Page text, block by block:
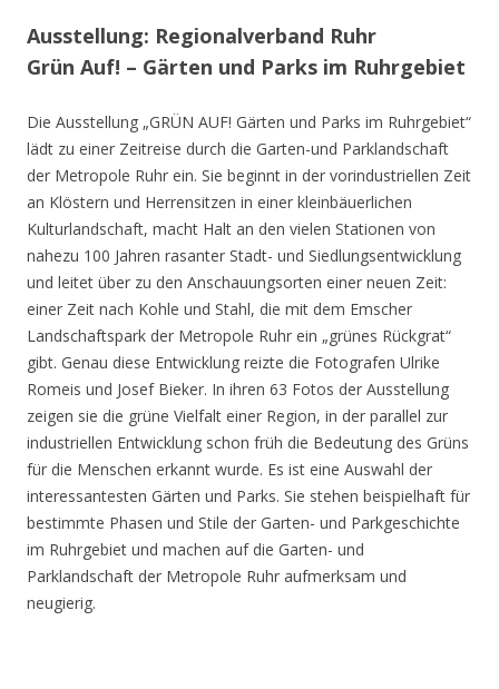
Ausstellung: Regionalverband Ruhr
Grün Auf! – Gärten und Parks im Ruhrgebiet
Die Ausstellung „GRÜN AUF! Gärten und Parks im Ruhrgebiet“
lädt zu einer Zeitreise durch die Garten-und Parklandschaft
der Metropole Ruhr ein. Sie beginnt in der vorindustriellen Zeit
an Klöstern und Herrensitzen in einer kleinbäuerlichen
Kulturlandschaft, macht Halt an den vielen Stationen von
nahezu 100 Jahren rasanter Stadt- und Siedlungsentwicklung
und leitet über zu den Anschauungsorten einer neuen Zeit:
einer Zeit nach Kohle und Stahl, die mit dem Emscher
Landschaftspark der Metropole Ruhr ein „grünes Rückgrat“
gibt. Genau diese Entwicklung reizte die Fotografen Ulrike
Romeis und Josef Bieker. In ihren 63 Fotos der Ausstellung
zeigen sie die grüne Vielfalt einer Region, in der parallel zur
industriellen Entwicklung schon früh die Bedeutung des Grüns
für die Menschen erkannt wurde. Es ist eine Auswahl der
interessantesten Gärten und Parks. Sie stehen beispielhaft für
bestimmte Phasen und Stile der Garten- und Parkgeschichte
im Ruhrgebiet und machen auf die Garten- und
Parklandschaft der Metropole Ruhr aufmerksam und
neugierig.